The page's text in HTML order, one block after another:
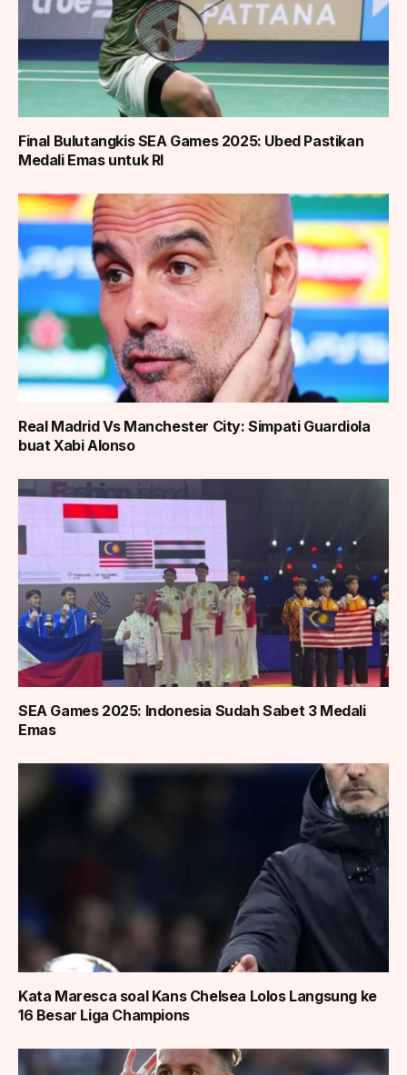
Final Bulutangkis SEA Games 2025: Ubed Pastikan
Medali Emas untuk RI
Real Madrid Vs Manchester City: Simpati Guardiola
buat Xabi Alonso
SEA Games 2025: Indonesia Sudah Sabet 3 Medali
Emas
Kata Maresca soal Kans Chelsea Lolos Langsung ke
16 Besar Liga Champions